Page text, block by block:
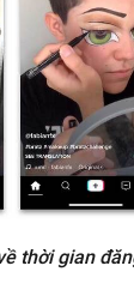
thời gian